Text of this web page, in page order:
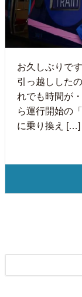
お久しぶりで
引っ越しした
れでも時間が
ら運行開始の
に乗り換え […]